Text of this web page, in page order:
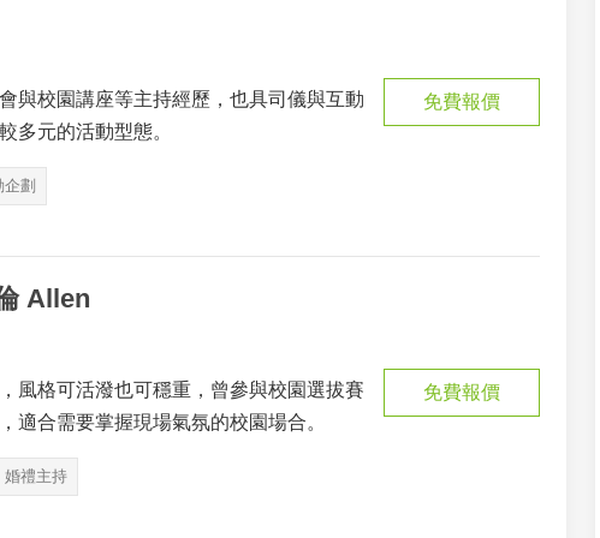
與校園講座等主持經歷，也具司儀與互動
多元的活動型態。
劃
免費報價
Allen
風格可活潑也可穩重，曾參與校園選拔賽
適合需要掌握現場氣氛的校園場合。
婚禮主持
免費報價